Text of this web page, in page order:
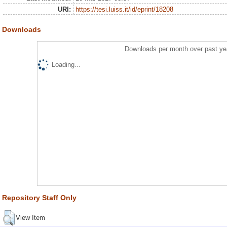
URI:
https://tesi.luiss.it/id/eprint/18208
Downloads
Downloads per month over past
Loading...
Repository Staff Only
View Item